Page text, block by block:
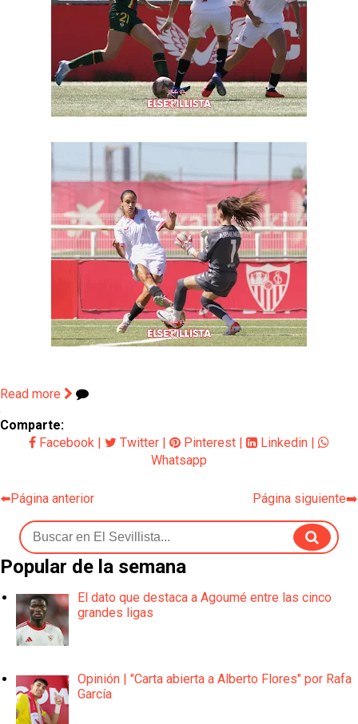
Read more
Comparte:
Facebook
Twitter Pinterest Linkedin
Whatsapp
⬅️Página anterior Página siguiente➡️
Popular de la semana
El dato que destaca a Agoumé entre las cinco
grandes ligas
Opinión | "Carta abierta a Alberto Flores" por Rafa
García